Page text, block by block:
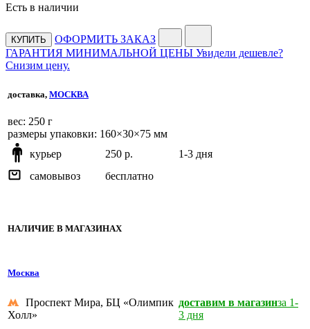
Есть в наличии
КУПИТЬ
ОФОРМИТЬ ЗАКАЗ
ГАРАНТИЯ МИНИМАЛЬНОЙ ЦЕНЫ Увидели дешевле?
Снизим цену.
доставка, МОСКВА
веc: 250 г
размеры упаковки: 160×30×75 мм
курьер
250 р.
1-3 дня
самовывоз
бесплатно
НАЛИЧИЕ В МАГАЗИНАХ
Москва
Проспект Мира, БЦ «Олимпик
Холл»
доставим в магазинза 1-
3 дня